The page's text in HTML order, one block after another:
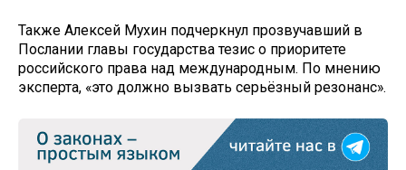
Также Алексей Мухин подчеркнул прозвучавший в
Послании главы государства тезис о приоритете
российского права над международным. По мнению
эксперта, «это должно вызвать серьёзный резонанс».